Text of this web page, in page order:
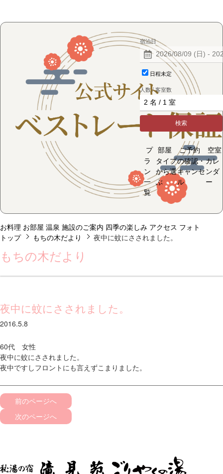
宿泊日
日程未定
人数 / 客室数
検索
プ
ラ
ン
一
覧
部屋
タイプ
から選
ぶ
ご予約
の確認・
キャンセ
ル
空室
カレ
ンダ
ー
お料理 お部屋 温泉 施設のご案内 四季の楽しみ アクセス フォト
トップ
もちの木だより 夜中に蚊にさされました。
もちの木だより
夜中に蚊にさされました。
2016.5.8
60代 女性
夜中に蚊にさされました。
夜中ですしフロントにも言えずこまりました。
前のページへ
次のページへ